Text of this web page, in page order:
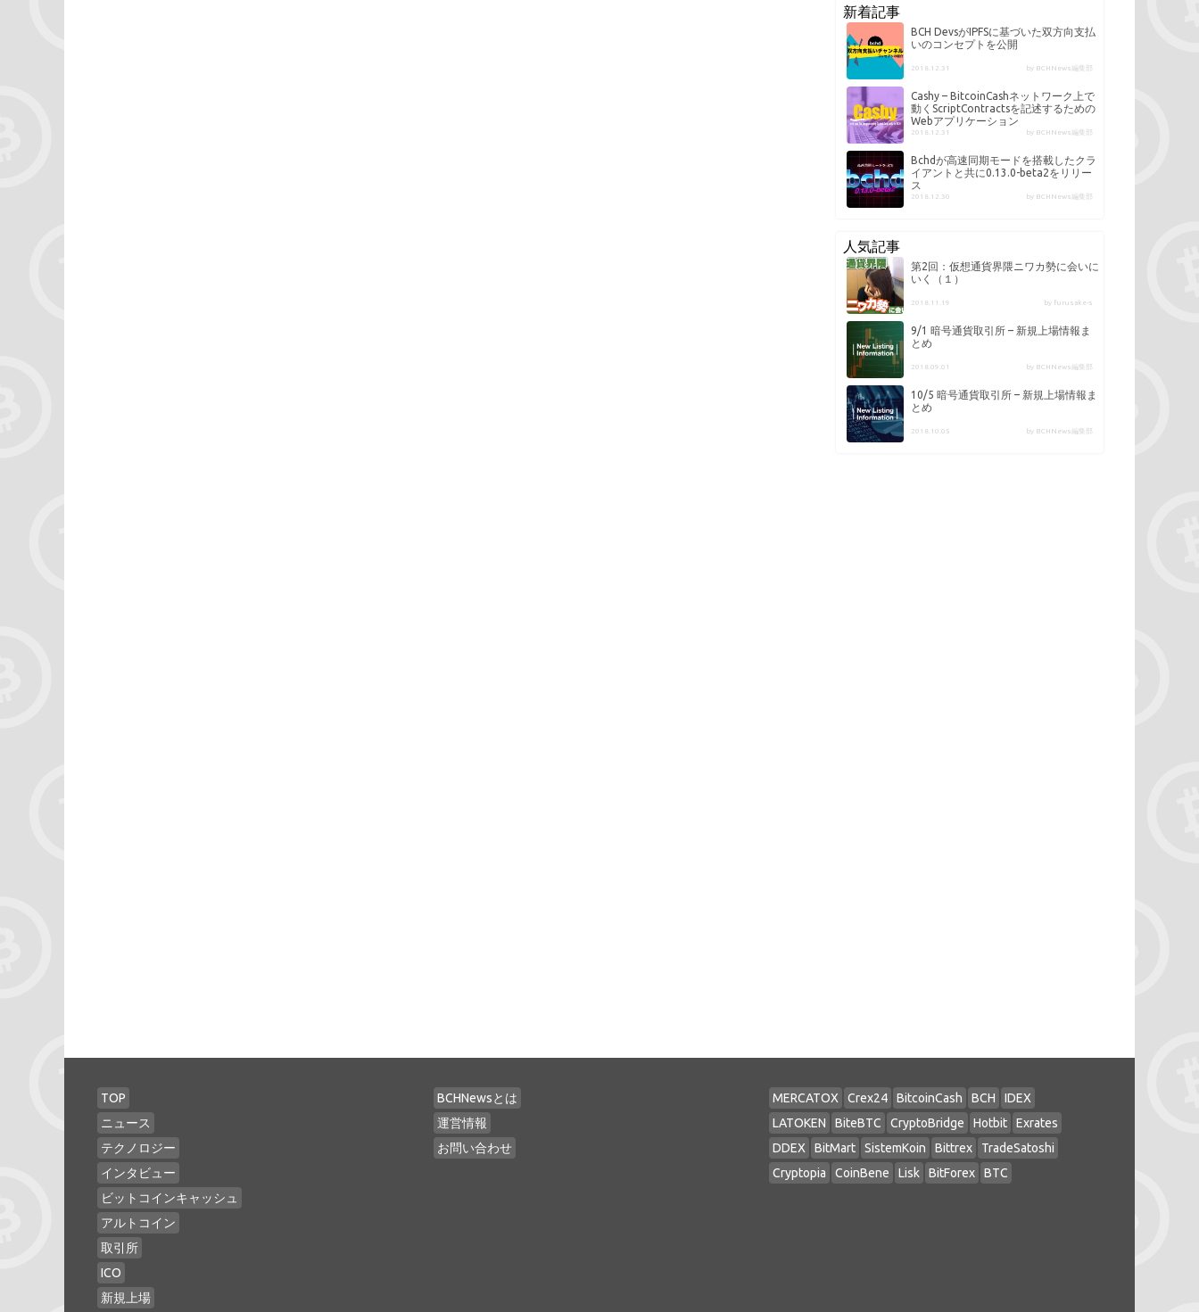
新着記事
BCH DevsがIPFSに基づいた双方向支払
いのコンセプトを公開
2018.12.31 by BCHNews編集部
Cashy – BitcoinCashネットワーク上で
動くScriptContractsを記述するための
Webアプリケーション
2018.12.31 by BCHNews編集部
Bchdが高速同期モードを搭載したクラ
イアントと共に0.13.0-beta2をリリー
ス
2018.12.30 by BCHNews編集部
人気記事
第2回：仮想通貨界隈ニワカ勢に会いに
いく（１）
2018.11.19 by furusake-s
9/1 暗号通貨取引所 – 新規上場情報ま
とめ
2018.09.01 by BCHNews編集部
10/5 暗号通貨取引所 – 新規上場情報ま
とめ
2018.10.05 by BCHNews編集部
TOP
ニュース
テクノロジー
インタビュー
ビットコインキャッシュ
アルトコイン
取引所
ICO
新規上場
BCHNewsとは
運営情報
お問い合わせ
MERCATOX Crex24 BitcoinCash BCH
IDEX
LATOKEN
BiteBTC CryptoBridge Hotbit
Exrates
DDEX
BitMart SistemKoin Bittrex
TradeSatoshi
Cryptopia
CoinBene Lisk BitForex BTC